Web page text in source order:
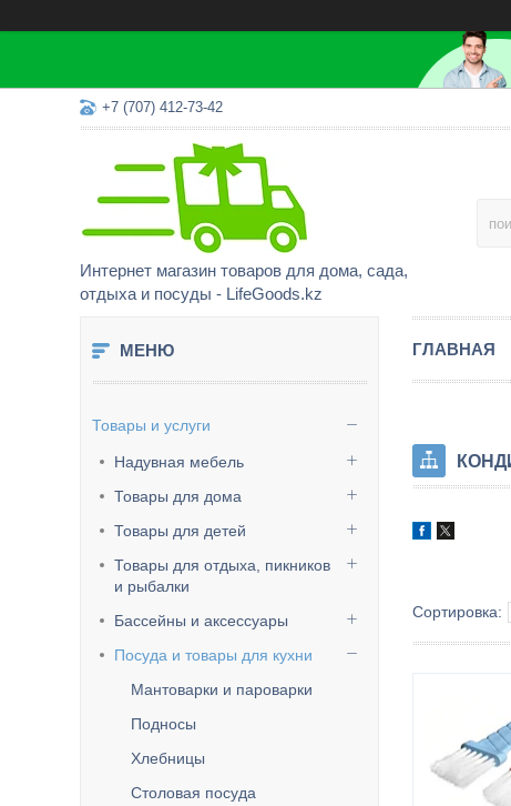
+7 (707) 412-73-42
Интернет магазин товаров для дома, сада,
отдыха и посуды - LifeGoods.kz
Товары и услуги
Надувная мебель
Товары для дома
Товары для детей
Товары для отдыха, пикников
и рыбалки
Бассейны и аксессуары
Посуда и товары для кухни
Мантоварки и пароварки
Подносы
Хлебницы
Столовая посуда
ГЛАВНАЯ